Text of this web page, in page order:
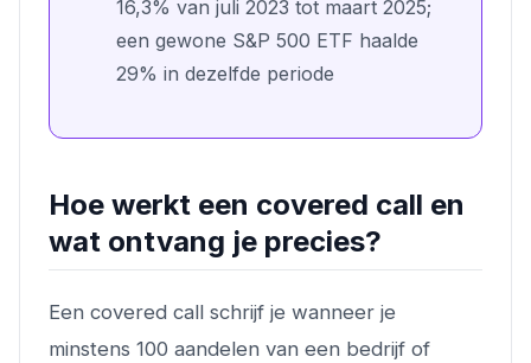
16,3% van juli 2023 tot maart 2025;
een gewone S&P 500 ETF haalde
29% in dezelfde periode
Hoe werkt een covered call en
wat ontvang je precies?
Een covered call schrijf je wanneer je
minstens 100 aandelen van een bedrijf of